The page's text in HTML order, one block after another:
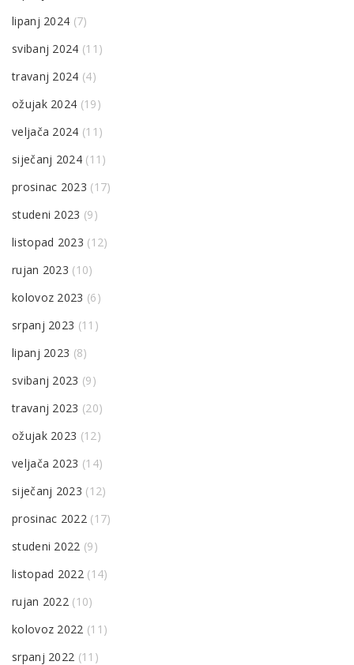
lipanj 2024 (7)
svibanj 2024 (11)
travanj 2024 (4)
ožujak 2024 (19)
veljača 2024 (11)
siječanj 2024(11)
prosinac 2023 (17)
studeni 2023 (9)
listopad 2023 (12)
rujan 2023 (10)
kolovoz 2023 (6)
srpanj 2023 (11)
lipanj 2023 (8)
svibanj 2023 (9)
travanj 2023 (20)
ožujak 2023 (12)
veljača 2023 (14)
siječanj 2023 (12)
prosinac 2022 (17)
studeni 2022 (9)
listopad 2022 (14)
rujan 2022 (10)
kolovoz 2022 (11)
srpanj 2022 (11)